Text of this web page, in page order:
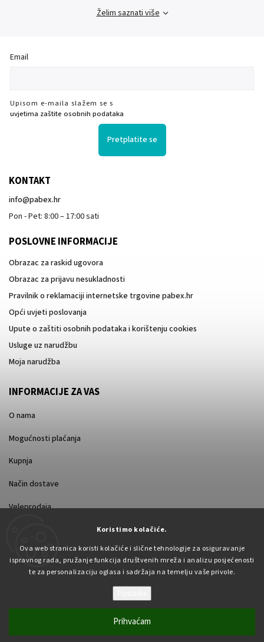
Koristimo kolačiće.
Ova web stranica koristi kolačiće i slične tehnologije za osiguravanje
ispravnog rada, pružanje funkcija društvenih mreža i analizu posjećenosti
te za personalizaciju oglasa i sadržaja na temelju vaše privole.
Prihvaćam
Želim saznati više
Email
Upisom e-maila slažem se s
uvjetima zaštite osobnih podataka
Pretplatite se
KONTAKT
info@pabex.hr
Pon - Pet: 8:00 – 17:00 sati
POSLOVNE INFORMACIJE
Obrazac za raskid ugovora
Obrazac za prijavu nesukladnosti
Pravilnik o reklamaciji internetske trgovine pabex.hr
Opći uvjeti poslovanja
Upute o zaštiti osobnih podataka i korištenju cookies
Usluge uz narudžbu
Moja narudžba
INFORMACIJE ZA VAS
O nama
Mogućnosti plaćanja
Kupnja
Način dostave
Veleprodaja
Autorsko pravo 2026Pabex.hr. Sva prava pridržana.
Uredi postavke kolačića